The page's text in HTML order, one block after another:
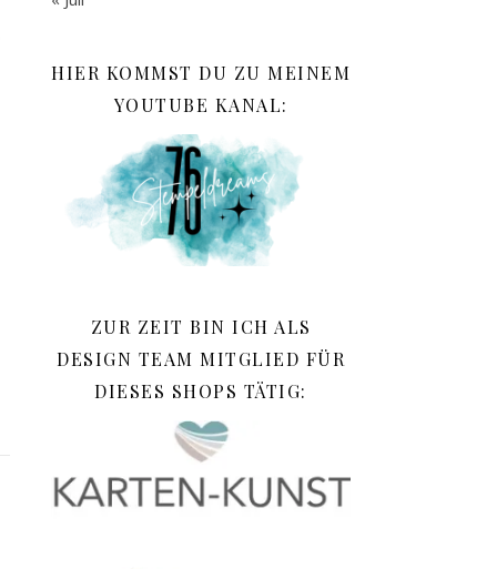
HIER KOMMST DU ZU MEINEM
YOUTUBE KANAL:
ZUR ZEIT BIN ICH ALS
DESIGN TEAM MITGLIED FÜR
DIESES SHOPS TÄTIG: